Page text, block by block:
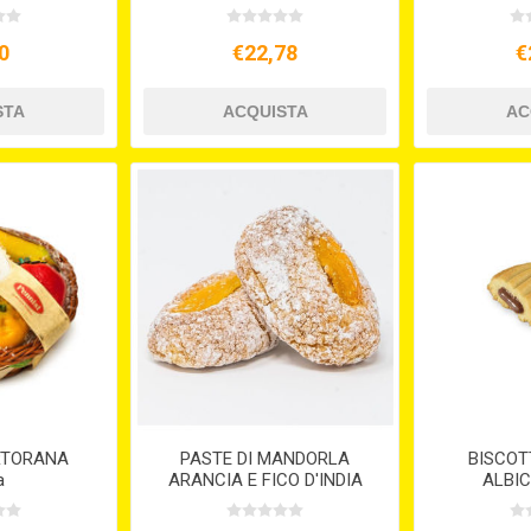
€22,78
PASTE DI MANDORLA
ARANCIA E FICO D'INDIA
GR.220 DAIS